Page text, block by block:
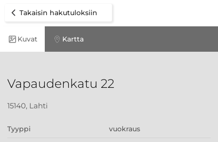
Takaisin hakutuloksiin
Kuvat Kartta
Vapaudenkatu 22
15140, Lahti
Tyyppi vuokraus